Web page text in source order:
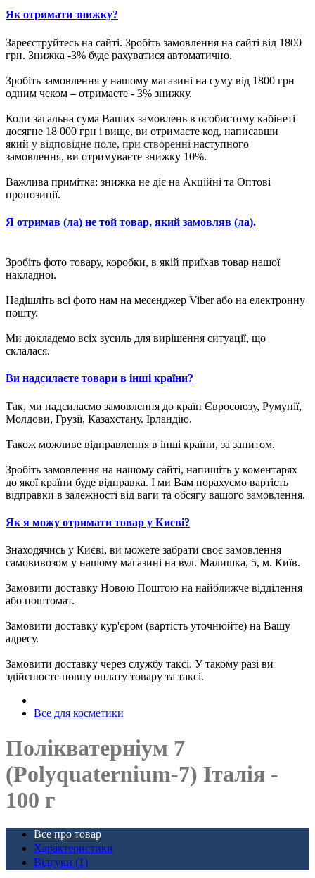
Як отримати знижку?
Зареєструйтесь на сайті. Зробіть замовлення на сайті від 1800
грн. Знижка -3% буде рахуватися автоматично.
Зробіть замовлення у нашому магазині на суму від 1800 грн
одним чеком – отримаєте - 3% знижку.
Коли загальна сума Ваших замовлень в особистому кабінеті
досягне 18 000 грн і вище, ви отримаєте код, написавши
який у відповідне поле, при створенні наступного
замовлення, ви отримуваєте знижку 10%.
Важлива примітка: знижка не діє на Акційні та Оптові
пропозиції.
Я отримав (ла) не той товар, який замовляв (ла).
Зробіть фото товару, коробки, в якій приїхав товар нашої
накладної.
Надішліть всі фото нам на месенджер Viber або на електронну
пошту.
Ми докладемо всіх зусиль для вирішення ситуації, що
склалася.
Ви надсилаєте товари в інші країни?
Так, ми надсилаємо замовлення до країн Євросоюзу, Румунії,
Молдови, Грузії, Казахстану. Ірландію.
Також можливе відправлення в інші країни, за запитом.
Зробіть замовлення на нашому сайті, напишіть у коментарях
до якої країни буде відправка. І ми Вам порахуємо вартість
відправки в залежності від ваги та обсягу вашого замовлення.
Як я можу отримати товар у Києві?
Знаходячись у Києві, ви можете забрати своє замовлення
самовивозом у нашому магазині на вул. Малишка, 5, м. Київ.
Замовити доставку Новою Поштою на найближче відділення
або поштомат.
Замовити доставку кур'єром (вартість уточнюйте) на Вашу
адресу.
Замовити доставку через службу таксі. У такому разі ви
здійснюєте повну оплату товару та таксі.
Все для косметики
Полікватерніум 7
(Polyquaternium-7) Італія - ​​
100 г
Все про товар
Характеристики
Відгуки (1)